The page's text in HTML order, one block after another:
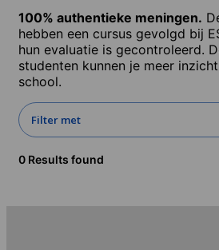
100% authentieke meningen.
hebben een cursus gevolgd bij
hun evaluatie is gecontroleerd.
studenten kunnen je meer
school.
Filter met
0 Results found